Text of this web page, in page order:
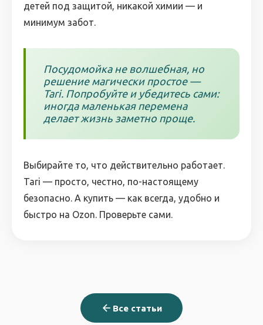
детей под защитой, никакой химии — и
минимум забот.
Посудомойка не волшебная, но
решение магически простое —
Tari. Попробуйте и убедитесь сами:
иногда маленькая перемена
делает жизнь заметно проще.
Выбирайте то, что действительно работает.
Tari — просто, честно, по-настоящему
безопасно. А купить — как всегда, удобно и
быстро на Ozon. Проверьте сами.
Все статьи